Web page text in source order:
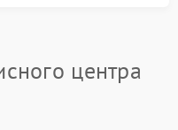
центра